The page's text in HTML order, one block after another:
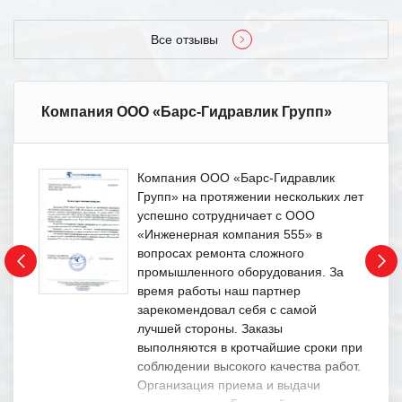
Все отзывы
Компания ООО «Барс-Гидравлик Групп»
Компания ООО «Барс-Гидравлик
Групп» на протяжении нескольких лет
успешно сотрудничает с ООО
«Инженерная компания 555» в
вопросах ремонта сложного
промышленного оборудования. За
время работы наш партнер
зарекомендовал себя с самой
лучшей стороны. Заказы
выполняются в кротчайшие сроки при
соблюдении высокого качества работ.
Организация приема и выдачи